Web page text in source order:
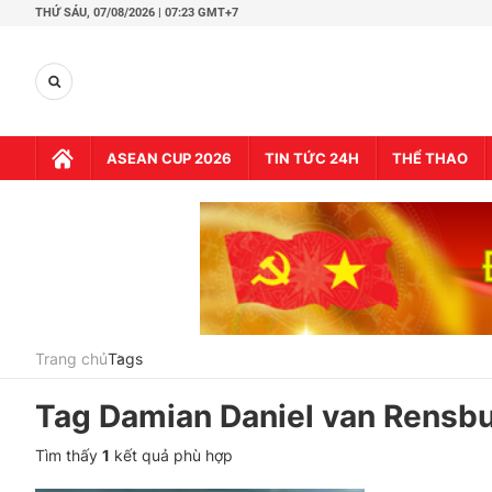
THỨ SÁU, 07/08/2026 | 07:23 GMT+7
ASEAN CUP 2026 TIN TỨC 24H THỂ THAO
Trang chủTags
Tag Damian Daniel van
Tìm thấy 1 kết quả phù hợp